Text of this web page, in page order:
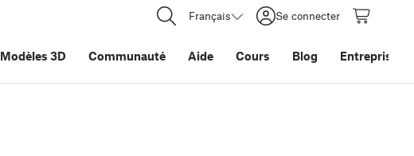
Français Se connecter
Modèles 3D Communauté Aide Cours Blog Entreprise